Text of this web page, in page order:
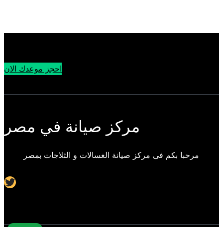
احجز موعدك الان
مركز صيانة في مصر
مرحبا بكم فى مركز صيانة الغسالات و الثلاجات بمصر
Twitter